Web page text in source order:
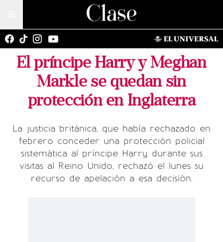
El príncipe Harry y Meghan
Markle se quedan sin
protección en Inglaterra
La justicia británica, que había rechazado en
febrero conceder una protección policial
sistemática al príncipe Harry durante sus
visitas al Reino Unido, rechazó el lunes su
recurso de apelación a esa decisión.